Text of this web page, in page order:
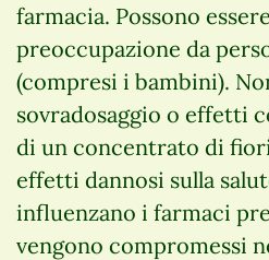
farmacia. Possono
preoccupazione da
(compresi i bambini).
sovradosaggio o effetti
di un concentrato di fiori
effetti dannosi sulla
influenzano i farmaci
vengono compromessi